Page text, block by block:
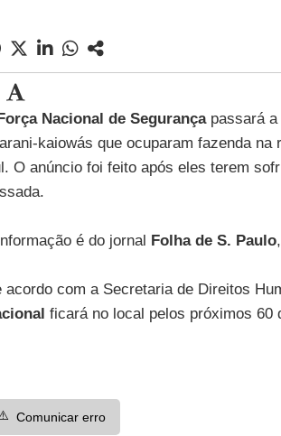
Nacional de Segurançapassará a
kaiowás que ocuparam fazenda na
O anúncio foi feito após eles terem
é do jornal Folha de S. Paulo
acordo com a Secretaria de Direitos
ficará no local pelos próximos 60
Comunicar erro